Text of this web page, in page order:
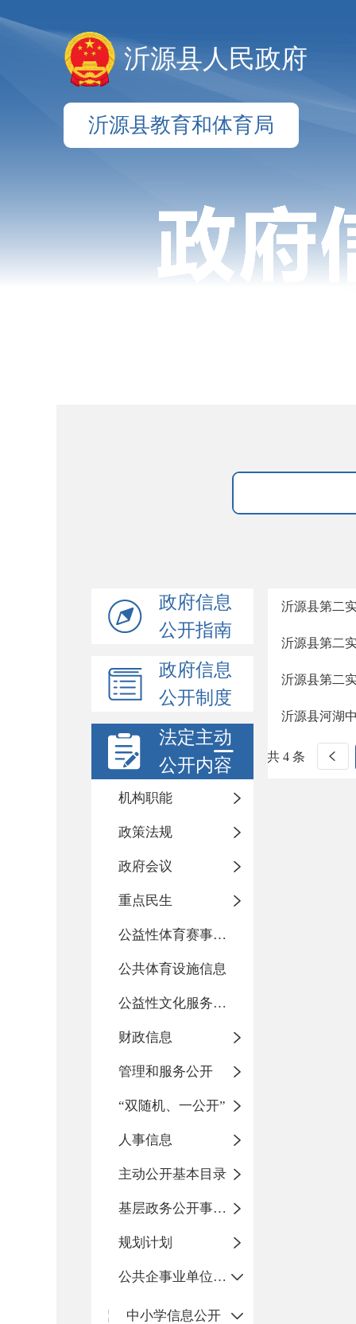
沂源县人民政府
沂源县教育和体育局
政府信息
公开指南
政府信息
公开制度
法定主动
公开内容
机构职能
政策法规
政府会议
重点民生
公益性体育赛事活动
公共体育设施信息
公益性文化服务活动
财政信息
管理和服务公开
“双随机、一公开”
人事信息
主动公开基本目录
基层政务公开事项标准目录
规划计划
公共企事业单位信息公开
中小学信息公开
沂源县第二
沂源县第二
沂源县第二
沂源县河湖
共 4 条